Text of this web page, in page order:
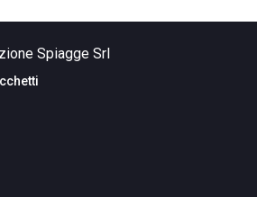
Spiagge Srl